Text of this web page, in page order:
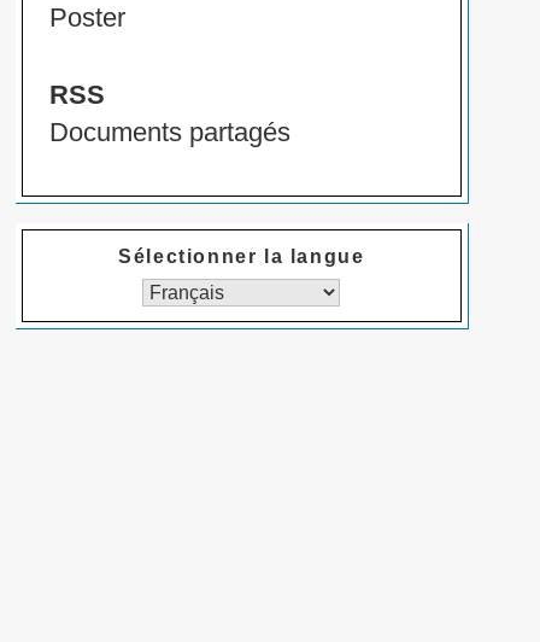
Poster
RSS
Documents partagés
Sélectionner la langue